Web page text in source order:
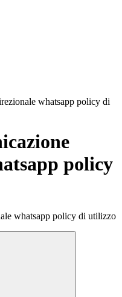
whatsapp policy di
policy
whatsapp policy di utilizzo